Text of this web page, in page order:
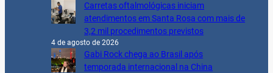
Carretas oftalmológicas iniciam
atendimentos em Santa Rosa com mais de
3,2 mil procedimentos previstos
4 de agosto de 2026
Gabi Rock chega ao Brasil após
temporada internacional na China